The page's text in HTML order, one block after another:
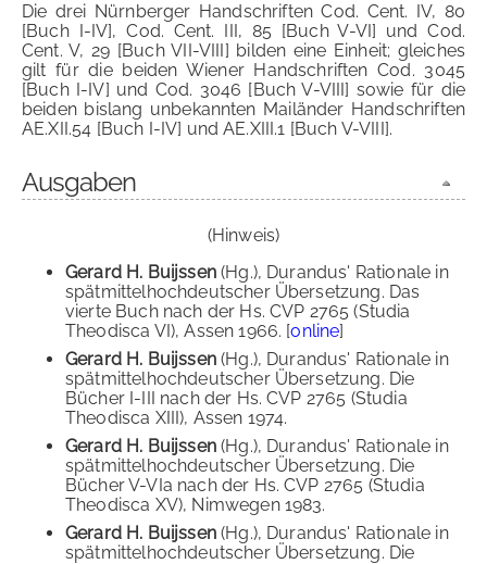
Die drei Nürnberger Handschriften Cod. Cent. IV, 80
[Buch I-IV], Cod. Cent. III, 85 [Buch V-VI] und Cod.
Cent. V, 29 [Buch VII-VIII] bilden eine Einheit; gleiches
gilt für die beiden Wiener Handschriften Cod. 3045
[Buch I-IV] und Cod. 3046 [Buch V-VIII] sowie für die
beiden bislang unbekannten Mailänder Handschriften
AE.XII.54 [Buch I-IV] und AE.XIII.1 [Buch V-VIII].
Ausgaben
(Hinweis)
Gerard H. Buijssen(Hg.), Durandus' Rationale in
spätmittelhochdeutscher Übersetzung. Das
vierte Buch nach der Hs. CVP 2765 (Studia
Theodisca VI), Assen 1966. [online]
Gerard H. Buijssen(Hg.), Durandus' Rationale in
spätmittelhochdeutscher Übersetzung. Die
Bücher I-III nach der Hs. CVP 2765 (Studia
Theodisca XIII), Assen 1974.
Gerard H. Buijssen(Hg.), Durandus' Rationale in
spätmittelhochdeutscher Übersetzung. Die
Bücher V-VIa nach der Hs. CVP 2765 (Studia
Theodisca XV), Nimwegen 1983.
Gerard H. Buijssen(Hg.), Durandus' Rationale in
spätmittelhochdeutscher Übersetzung. Die